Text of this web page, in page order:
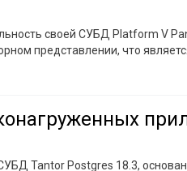
своей СУБД Platform V
представлении, что
Tantor Postgres 18.3,